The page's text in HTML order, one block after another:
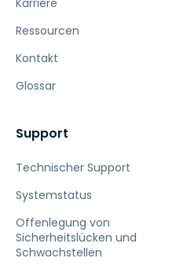
Karriere
Ressourcen
Kontakt
Glossar
Support
Technischer Support
Systemstatus
Offenlegung von
Sicherheitslücken und
Schwachstellen